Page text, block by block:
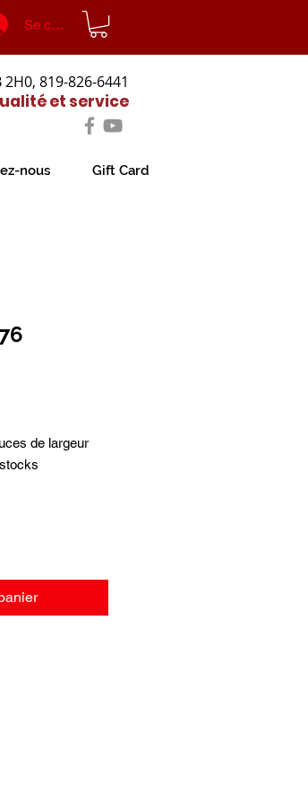
Se connecter
819-826-6441
et service
nous Gift Card
de largeur